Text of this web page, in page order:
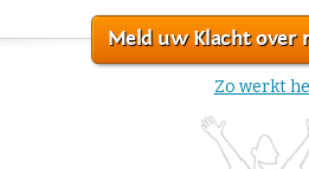
Meld uw Klacht over
Zo werkt